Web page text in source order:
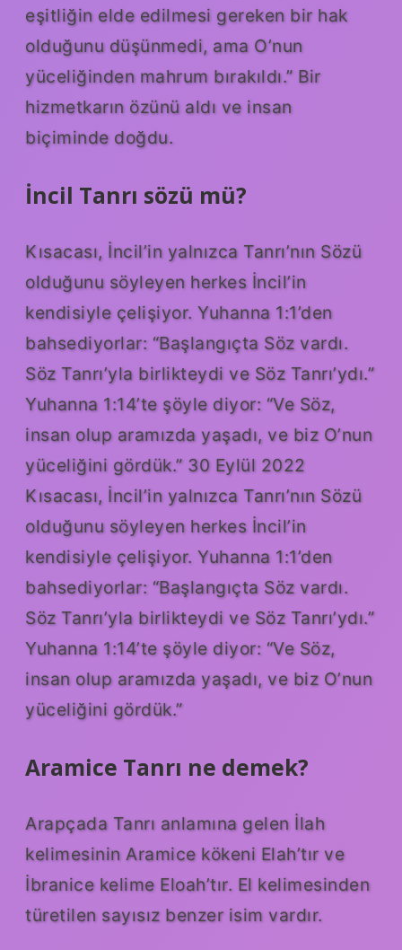
eşitliğin elde edilmesi gereken bir hak
olduğunu düşünmedi, ama O’nun
yüceliğinden mahrum bırakıldı.” Bir
hizmetkarın özünü aldı ve insan
biçiminde doğdu.
İncil Tanrı sözü mü?
Kısacası, İncil’in yalnızca Tanrı’nın Sözü
olduğunu söyleyen herkes İncil’in
kendisiyle çelişiyor. Yuhanna 1:1’den
bahsediyorlar: “Başlangıçta Söz vardı.
Söz Tanrı’yla birlikteydi ve Söz Tanrı’ydı.”
Yuhanna 1:14’te şöyle diyor: “Ve Söz,
insan olup aramızda yaşadı, ve biz O’nun
yüceliğini gördük.” 30 Eylül 2022
Kısacası, İncil’in yalnızca Tanrı’nın Sözü
olduğunu söyleyen herkes İncil’in
kendisiyle çelişiyor. Yuhanna 1:1’den
bahsediyorlar: “Başlangıçta Söz vardı.
Söz Tanrı’yla birlikteydi ve Söz Tanrı’ydı.”
Yuhanna 1:14’te şöyle diyor: “Ve Söz,
insan olup aramızda yaşadı, ve biz O’nun
yüceliğini gördük.”
Aramice Tanrı ne demek?
Arapçada Tanrı anlamına gelen İlah
kelimesinin Aramice kökeni Elah’tır ve
İbranice kelime Eloah’tır. El kelimesinden
türetilen sayısız benzer isim vardır.